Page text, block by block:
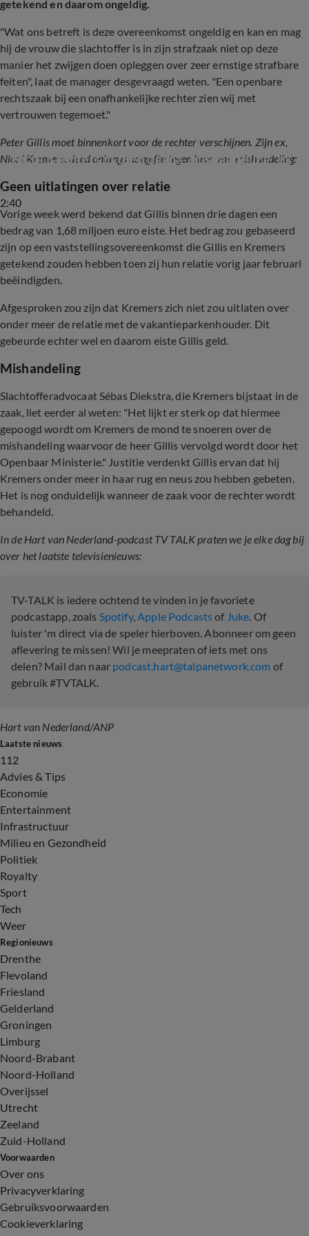
getekend en daarom ongeldig.
"Wat ons betreft is deze overeenkomst ongeldig en kan en mag
hij de vrouw die slachtoffer is in zijn strafzaak niet op deze
manier het zwijgen doen opleggen over zeer ernstige strafbare
feiten", laat de manager desgevraagd weten. "Een openbare
rechtszaak bij een onafhankelijke rechter zien wij met
vertrouwen tegemoet."
Peter Gillis moet binnenkort voor de rechter verschijnen. Zijn ex,
Nicol Kremers, deed onlangs aangifte tegen hem van mishandeling:
2:40
Nicol Kremers in diep dal na 'mishandeling' ex
Geen uitlatingen over relatie
Vorige week werd bekend dat Gillis binnen drie dagen een
bedrag van 1,68 miljoen euro eiste. Het bedrag zou gebaseerd
zijn op een vaststellingsovereenkomst die Gillis en Kremers
getekend zouden hebben toen zij hun relatie vorig jaar februari
beëindigden.
Afgesproken zou zijn dat Kremers zich niet zou uitlaten over
onder meer de relatie met de vakantieparkenhouder. Dit
gebeurde echter wel en daarom eiste Gillis geld.
Mishandeling
Slachtofferadvocaat Sébas Diekstra, die Kremers bijstaat in de
zaak, liet eerder al weten: "Het lijkt er sterk op dat hiermee
gepoogd wordt om Kremers de mond te snoeren over de
mishandeling waarvoor de heer Gillis vervolgd wordt door het
Openbaar Ministerie." Justitie verdenkt Gillis ervan dat hij
Kremers onder meer in haar rug en neus zou hebben gebeten.
Het is nog onduidelijk wanneer de zaak voor de rechter wordt
behandeld.
In de Hart van Nederland-podcast TV TALK praten we je elke dag bij
over het laatste televisienieuws:
TV-TALK is iedere ochtend te vinden in je favoriete
podcastapp, zoals Spotify,Apple Podcastsof Juke. Of
luister 'm direct via de speler hierboven. Abonneer om geen
aflevering te missen! Wil je meepraten of iets met ons
delen? Mail dan naar podcast.hart@talpanetwork.com of
gebruik #TVTALK.
Hart van Nederland/ANP
Laatste nieuws
112
Advies & Tips
Economie
Entertainment
Infrastructuur
Milieu en Gezondheid
Politiek
Royalty
Sport
Tech
Weer
Regionieuws
Drenthe
Flevoland
Friesland
Gelderland
Groningen
Limburg
Noord-Brabant
Noord-Holland
Overijssel
Utrecht
Zeeland
Zuid-Holland
Voorwaarden
Over ons
Privacyverklaring
Gebruiksvoorwaarden
Cookieverklaring